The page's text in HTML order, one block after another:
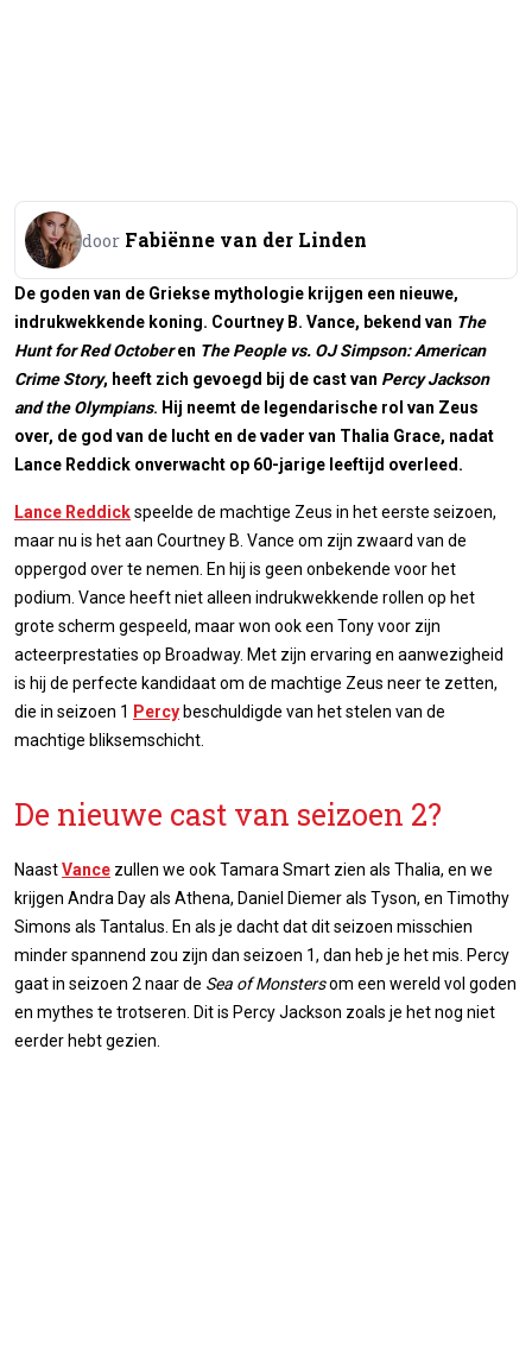
door Fabiënne van der Linden
De goden van de Griekse mythologie krijgen een nieuwe,
indrukwekkende koning. Courtney B. Vance, bekend van The
Hunt for Red Octoberen The People vs. OJ Simpson: American
Crime Story, heeft zich gevoegd bij de cast van Percy Jackson
and the Olympians. Hij neemt de legendarische rol van Zeus
over, de god van de lucht en de vader van Thalia Grace, nadat
Lance Reddick onverwacht op 60-jarige leeftijd overleed.
Lance Reddickspeelde de machtige Zeus in het eerste seizoen,
maar nu is het aan Courtney B. Vance om zijn zwaard van de
oppergod over te nemen. En hij is geen onbekende voor het
podium. Vance heeft niet alleen indrukwekkende rollen op het
grote scherm gespeeld, maar won ook een Tony voor zijn
acteerprestaties op Broadway. Met zijn ervaring en aanwezigheid
is hij de perfecte kandidaat om de machtige Zeus neer te zetten,
die in seizoen 1 Percy beschuldigde van het stelen van de
machtige bliksemschicht.
De nieuwe cast van seizoen 2?
NaastVance zullen we ook Tamara Smart zien als Thalia, en we
krijgen Andra Day als Athena, Daniel Diemer als Tyson, en Timothy
Simons als Tantalus. En als je dacht dat dit seizoen misschien
minder spannend zou zijn dan seizoen 1, dan heb je het mis. Percy
gaat in seizoen 2 naar de Sea of Monstersom een wereld vol goden
en mythes te trotseren. Dit is Percy Jackson zoals je het nog niet
eerder hebt gezien.